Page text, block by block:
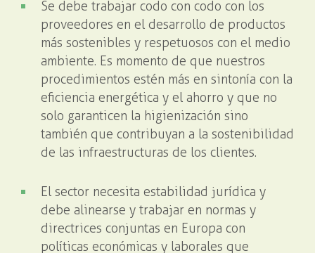
Se debe trabajar codo con codo con los
proveedores en el desarrollo de productos
más sostenibles y respetuosos con el medio
ambiente. Es momento de que nuestros
procedimientos estén más en sintonía con la
eficiencia energética y el ahorro y que no
solo garanticen la higienización sino
también que contribuyan a la sostenibilidad
de las infraestructuras de los clientes.
El sector necesita estabilidad jurídica y
debe alinearse y trabajar en normas y
directrices conjuntas en Europa con
políticas económicas y laborales que